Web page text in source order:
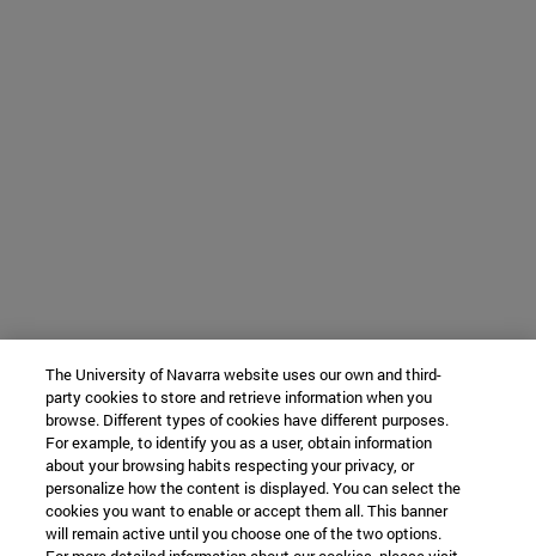
The University of Navarra website uses our own and third-
party cookies to store and retrieve information when you
browse. Different types of cookies have different purposes.
For example, to identify you as a user, obtain information
about your browsing habits respecting your privacy, or
personalize how the content is displayed. You can select the
cookies you want to enable or accept them all. This banner
will remain active until you choose one of the two options.